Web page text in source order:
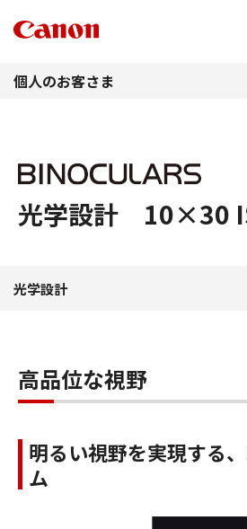
個人のお客さま
光学設計 10×30
光学設計
高品位な視野
明るい視野を実現する
ム